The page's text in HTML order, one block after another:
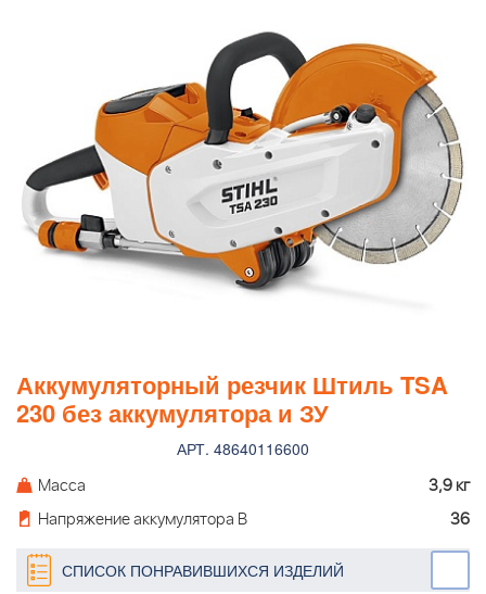
Аккумуляторный резчик Штиль TSA
230 без аккумулятора и ЗУ
АРТ. 48640116600
Масса
3,9 кг
Напряжение аккумулятора В
36
СПИСОК ПОНРАВИВШИХСЯ ИЗДЕЛИЙ